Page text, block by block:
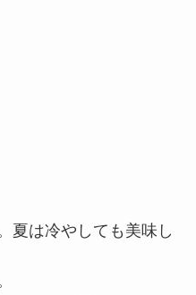
夏は冷やしても美味し